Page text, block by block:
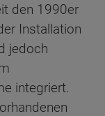
den 1990er
Installation
jedoch
integriert.